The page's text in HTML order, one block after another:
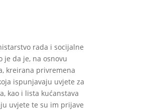
rada i socijalne
je da je, na osnovu
kreirana privremena
ispunjavaju uvjete za
kao i lista kućanstava
uvjete te su im prijave